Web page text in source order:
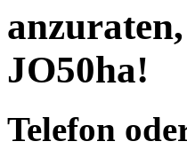
JO50ha!
Telefon